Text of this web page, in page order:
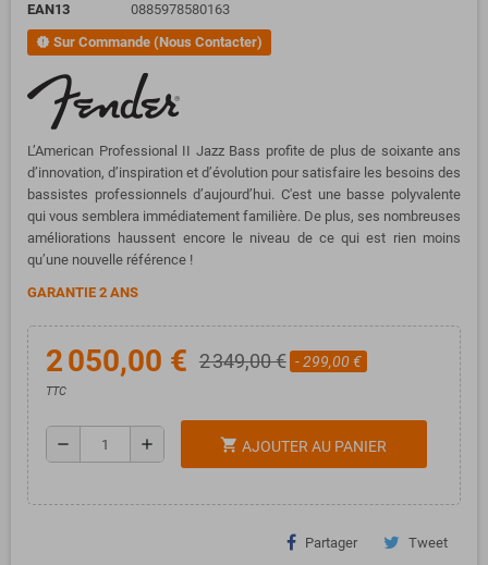
EAN13
0885978580163
new_releases Sur Commande (Nous Contacter)
L’American Professional II Jazz Bass profite de plus de soixante ans
d’innovation, d’inspiration et d’évolution pour satisfaire les besoins des
bassistes professionnels d’aujourd’hui. C'est une basse polyvalente
qui vous semblera immédiatement familière. De plus, ses nombreuses
améliorations haussent encore le niveau de ce qui est rien moins
qu’une nouvelle référence !
GARANTIE 2 ANS
2 050,00 € 2 349,00 € - 299,00 €
TTC
remove add shopping_cart AJOUTER AU PANIER
Partager Tweet